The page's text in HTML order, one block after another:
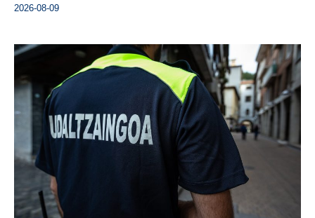
2026-08-09